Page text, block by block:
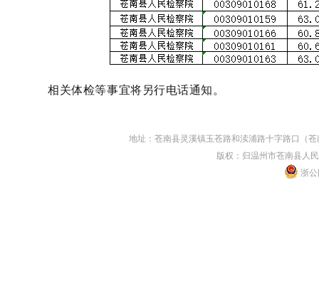
相关体检等事宜将另行电话通知。
地址：苍南县灵溪镇玉苍路和渎浦路十字路口（
版权：归温州市苍南县人
浙公